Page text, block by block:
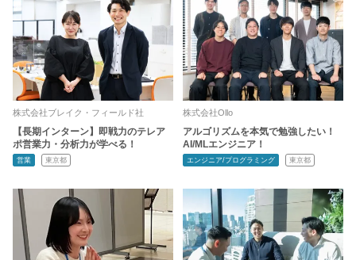
株式会社ブレイク・フィールド社
【長期インターン】即戦力のテレア
ポ営業力・分析力が学べる！
営業 東京都
株式会社Ollo
アルゴリズムを本気で勉強したい！
AI/MLエンジニア！
エンジニア/プログラミング 東京都